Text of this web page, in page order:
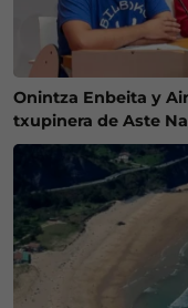
Onintza Enbeita y
txupinera de Aste